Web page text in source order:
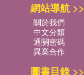
網站導航 >>
關於我們
中文分類
通關密碼
異業合作
圖書目錄 >>